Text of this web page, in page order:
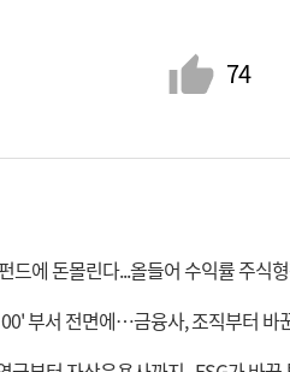
74
드에 돈몰린다...올들어 수익률 주식
부서 전면에…금융사, 조직부터 바